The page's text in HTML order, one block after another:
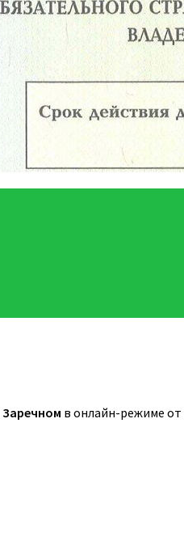
Заречном в онлайн-режиме от